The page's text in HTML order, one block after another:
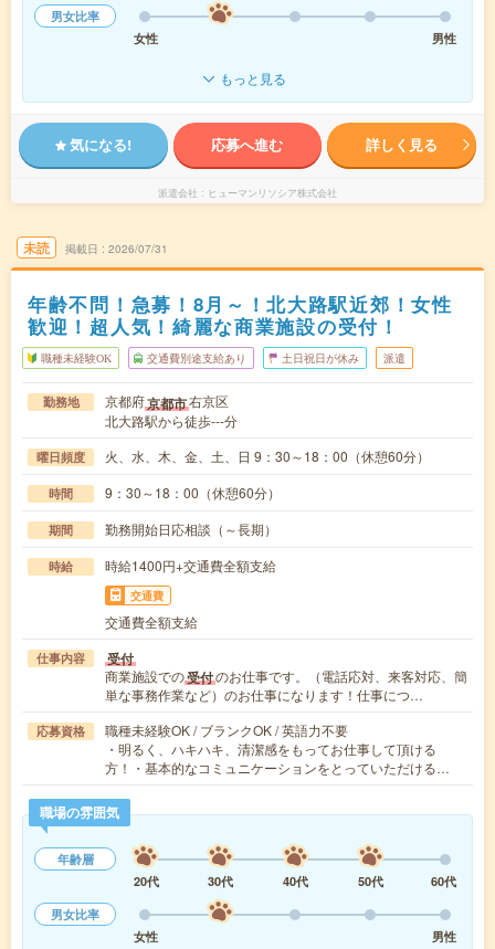
男女比率
女性
男性
もっと見る
気になる! 応募へ進む 詳しく見る
派遣会社 ヒューマンリソシア株式会社
未読 掲載日 2026/07/31
年齢不問！急募！8月～！北大路駅近郊！女性
歓迎！超人気！綺麗な商業施設の受付！
職種未経験OK 交通費別途支給あり 土日祝日が休み 派遣
勤務地 京都府京都市右京区
北大路駅から徒歩---分
曜日頻度 火、水、木、金、土、日 9：30～18：00（休憩60分）
時間 9：30～18：00（休憩60分）
期間 勤務開始日応相談（～長期）
時給 時給1400円+交通費全額支給
交通費
交通費全額支給
仕事内容 受付
商業施設での受付のお仕事です。（電話応対、来客対応、簡
単な事務作業など）のお仕事になります！仕事につ…
応募資格
職種未経験OK / ブランクOK / 英語力不要
・明るく、ハキハキ、清潔感をもってお仕事して頂ける
方！・基本的なコミュニケーションをとっていただける…
職場の雰囲気
年齢層
20代
30代 40代 50代
60代
男女比率
女性
男性